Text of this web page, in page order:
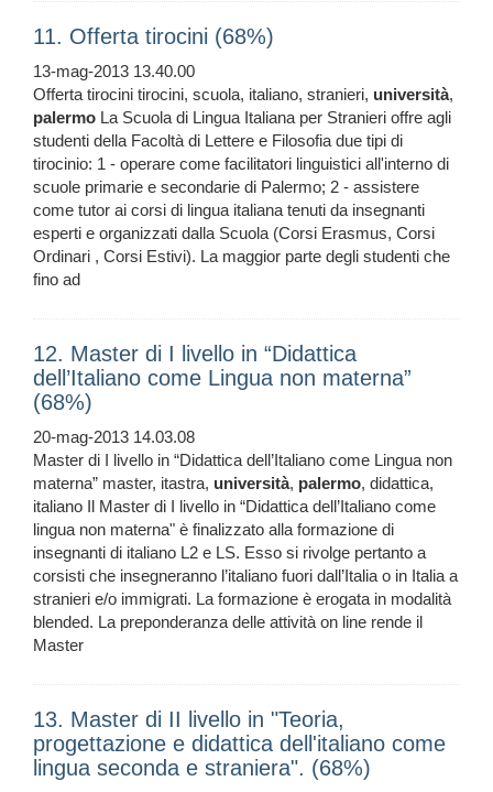
11. Offerta tirocini (68%)
13-mag-2013 13.40.00
Offerta tirocini tirocini, scuola, italiano, stranieri, università,
palermo La Scuola di Lingua Italiana per Stranieri offre agli
studenti della Facoltà di Lettere e Filosofia due tipi di
tirocinio: 1 - operare come facilitatori linguistici all'interno di
scuole primarie e secondarie di Palermo; 2 - assistere
come tutor ai corsi di lingua italiana tenuti da insegnanti
esperti e organizzati dalla Scuola (Corsi Erasmus, Corsi
Ordinari , Corsi Estivi). La maggior parte degli studenti che
fino ad
12. Master di I livello in “Didattica
dell’Italiano come Lingua non materna”
(68%)
20-mag-2013 14.03.08
Master di I livello in “Didattica dell’Italiano come Lingua non
materna” master, itastra, università, palermo, didattica,
italiano Il Master di I livello in “Didattica dell’Italiano come
lingua non materna" è finalizzato alla formazione di
insegnanti di italiano L2 e LS. Esso si rivolge pertanto a
corsisti che insegneranno l’italiano fuori dall’Italia o in Italia a
stranieri e/o immigrati. La formazione è erogata in modalità
blended. La preponderanza delle attività on line rende il
Master
13. Master di II livello in "Teoria,
progettazione e didattica dell'italiano come
lingua seconda e straniera". (68%)